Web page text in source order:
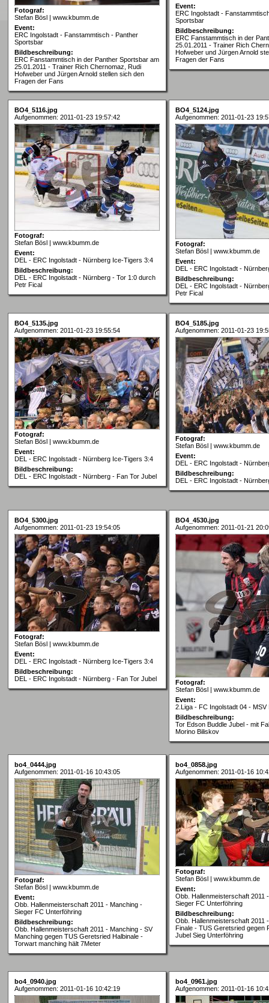
Fotograf:
Stefan Bösl | www.kbumm.de
Event:
ERC Ingolstadt - Fanstammtisch - Panther
Sportsbar
Bildbeschreibung:
ERC Fanstammtisch in der Panther Sportsbar am
25.01.2011 - Trainer Rich Chernomaz, Rudi
Hofweber und Jürgen Arnold stellen sich den
Fragen der Fans
Event:
ERC Ingolstadt -
Sportsbar
Bildbeschreibung:
ERC Fanstammtisch in der
25.01.2011 - Trainer Rich
Hofweber und Jürgen Arnold
Fragen der Fans
BO4_5116.jpg
Aufgenommen: 2011-01-23 19:57:42
Fotograf:
Stefan Bösl | www.kbumm.de
Event:
DEL - ERC Ingolstadt - Nürnberg Ice-Tigers 3:4
Bildbeschreibung:
DEL - ERC Ingolstadt - Nürnberg - Tor 1:0 durch
Petr Fical
BO4_5124.jpg
Aufgenommen: 2011-01-23
Fotograf:
Stefan Bösl | www.kbumm.de
Event:
DEL - ERC Ingolstadt -
Bildbeschreibung:
DEL - ERC Ingolstadt -
Petr Fical
BO4_5135.jpg
Aufgenommen: 2011-01-23 19:55:54
Fotograf:
Stefan Bösl | www.kbumm.de
Event:
DEL - ERC Ingolstadt - Nürnberg Ice-Tigers 3:4
Bildbeschreibung:
DEL - ERC Ingolstadt - Nürnberg - Fan Tor Jubel
BO4_5185.jpg
Aufgenommen: 2011-01-23
Fotograf:
Stefan Bösl | www.kbumm.de
Event:
DEL - ERC Ingolstadt -
Bildbeschreibung:
DEL - ERC Ingolstadt -
BO4_5300.jpg
Aufgenommen: 2011-01-23 19:54:05
Fotograf:
Stefan Bösl | www.kbumm.de
Event:
DEL - ERC Ingolstadt - Nürnberg Ice-Tigers 3:4
Bildbeschreibung:
DEL - ERC Ingolstadt - Nürnberg - Fan Tor Jubel
BO4_4530.jpg
Aufgenommen: 2011-01-21
Fotograf:
Stefan Bösl | www.kbumm.de
Event:
2.Liga - FC Ingolstadt 04 - MSV
Bildbeschreibung:
Tor Edson Buddle Jubel - mit
Morino Biliskov
bo4_0444.jpg
Aufgenommen: 2011-01-16 10:43:05
Fotograf:
Stefan Bösl | www.kbumm.de
Event:
Obb. Hallenmeisterschaft 2011 - Manching -
Sieger FC Unterföhring
Bildbeschreibung:
Obb. Hallenmeisterschaft 2011 - Manching - SV
Manching gegen TUS Geretsried Halbinale -
Torwart manching hält 7Meter
bo4_0858.jpg
Aufgenommen: 2011-01-16
Fotograf:
Stefan Bösl | www.kbumm.de
Event:
Obb. Hallenmeisterschaft 2011
Sieger FC Unterföhring
Bildbeschreibung:
Obb. Hallenmeisterschaft 2011
Finale - TUS Geretsried gegen
Jubel Sieg Unterföhring
bo4_0940.jpg
Aufgenommen: 2011-01-16 10:42:19
bo4_0961.jpg
Aufgenommen: 2011-01-16